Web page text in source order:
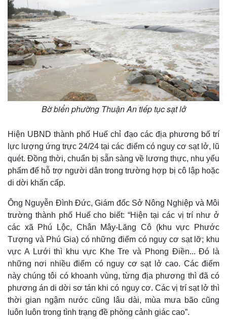
Kinh tế
Bất động sản
Thị trường
Giá vàng
Bờ biển phường Thuận An tiếp tục sạt lở
Hiện UBND thành phố Huế chỉ đạo các địa phương bố trí
lực lượng ứng trực 24/24 tại các điểm có nguy cơ sạt lở, lũ
quét. Đồng thời, chuẩn bị sẵn sàng về lương thực, nhu yếu
phẩm để hỗ trợ người dân trong trường hợp bị cô lập hoặc
di dời khẩn cấp.
Ông Nguyễn Đình Đức, Giám đốc Sở Nông Nghiệp và Môi
trường thành phố Huế cho biết: “Hiện tại các vị trí như ở
các xã Phú Lộc, Chân Mây-Lăng Cô (khu vực Phước
Tượng và Phú Gia) có những điểm có nguy cơ sạt lỡ; khu
vực A Lưới thì khu vực Khe Tre và Phong Điền... Đó là
những nơi nhiều điểm có nguy cơ sạt lở cao. Các điểm
này chúng tôi có khoanh vùng, từng địa phương thì đã có
phương án di dời sơ tán khi có nguy cơ. Các vị trí sạt lở thì
thời gian ngậm nước cũng lâu dài, mùa mưa bão cũng
luôn luôn trong tình trạng đề phòng cảnh giác cao”.